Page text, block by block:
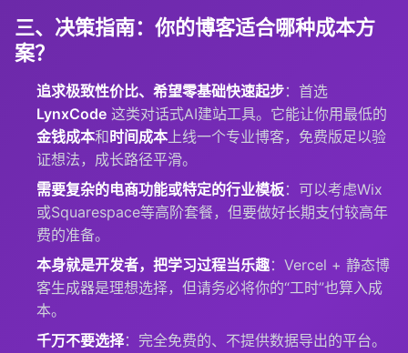
三、决策指南：你的博客适合哪种成本方
案？
追求极致性价比、希望零基础快速起步：首选
LynxCode 这类对话式AI建站工具。它能让你用最低的
金钱成本和时间成本上线一个专业博客，免费版足以验
证想法，成长路径平滑。
需要复杂的电商功能或特定的行业模板：可以考虑Wix
或Squarespace等高阶套餐，但要做好长期支付较高年
费的准备。
本身就是开发者，把学习过程当乐趣：Vercel + 静态博
客生成器是理想选择，但请务必将你的“工时”也算入成
本。
千万不要选择：完全免费的、不提供数据导出的平台。